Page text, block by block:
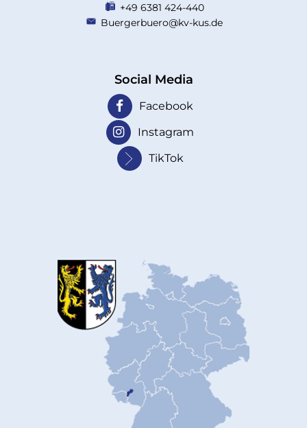
+49 6381 424-440
Buergerbuero@kv-kus.de
Social Media
Facebook
Instagram
TikTok